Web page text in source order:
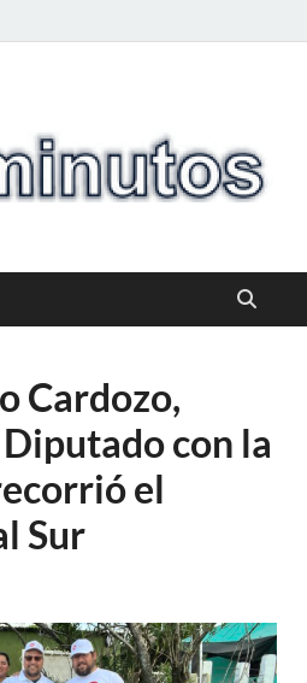
Cardozo,
con la
el
Sur